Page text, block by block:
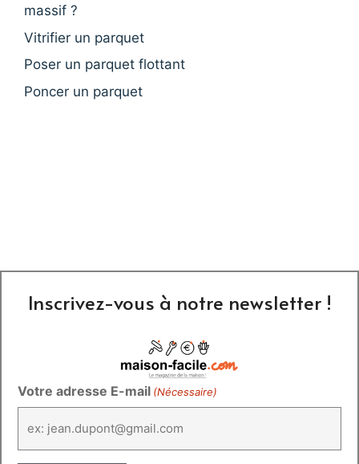
massif ?
Vitrifier un parquet
Poser un parquet flottant
Poncer un parquet
Inscrivez-vous à notre newsletter !
Votre adresse E-mail (Nécessaire)